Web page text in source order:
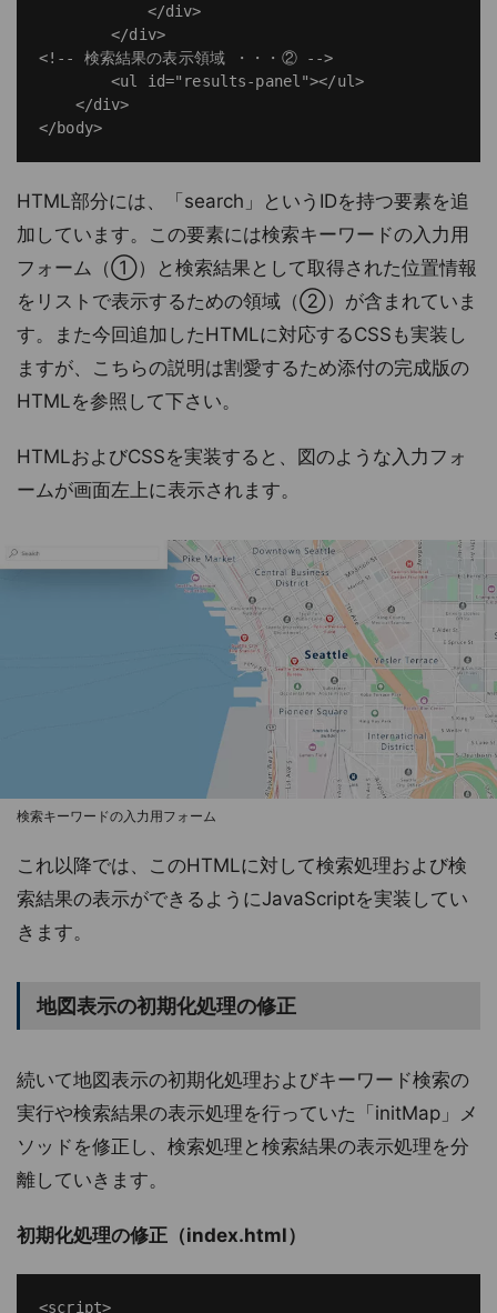
            </div>
        </div>
<!-- 検索結果の表示領域 ・・・② -->
        <ul id="results-panel"></ul>
    </div>
</body>
HTML部分には、「search」というIDを持つ要素を追
加しています。この要素には検索キーワードの入力用
フォーム（①）と検索結果として取得された位置情報
をリストで表示するための領域（②）が含まれていま
す。また今回追加したHTMLに対応するCSSも実装し
ますが、こちらの説明は割愛するため添付の完成版の
HTMLを参照して下さい。
HTMLおよびCSSを実装すると、図のような入力フォ
ームが画面左上に表示されます。
検索キーワードの入力用フォーム
これ以降では、このHTMLに対して検索処理および検
索結果の表示ができるようにJavaScriptを実装してい
きます。
地図表示の初期化処理の修正
続いて地図表示の初期化処理およびキーワード検索の
実行や検索結果の表示処理を行っていた「initMap」メ
ソッドを修正し、検索処理と検索結果の表示処理を分
離していきます。
初期化処理の修正（index.html）
<script>